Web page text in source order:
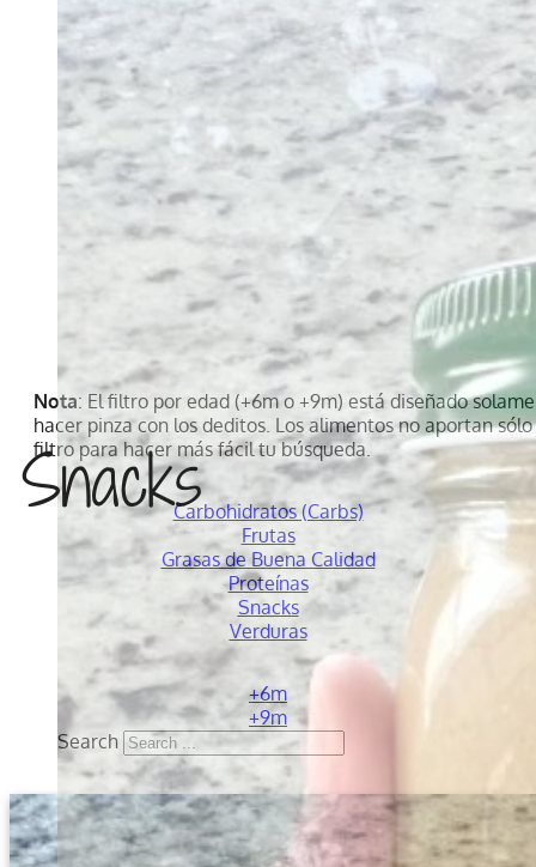
Snacks
Nota: El filtro por edad (+6m o +9m) está diseñado
hacer pinza con los deditos. Los alimentos no aportan
filtro para hacer más fácil tu búsqueda.
Carbohidratos (Carbs)
Frutas
Grasas de Buena Calidad
Proteínas
Snacks
Verduras
+6m
+9m
Search